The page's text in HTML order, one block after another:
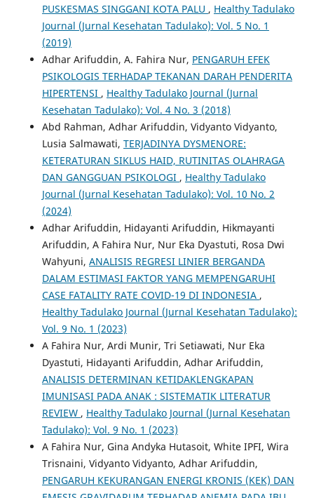
PUSKESMAS SINGGANI KOTA PALU , Healthy Tadulako
Journal (Jurnal Kesehatan Tadulako): Vol. 5 No. 1
(2019)
Adhar Arifuddin, A. Fahira Nur, PENGARUH EFEK
PSIKOLOGIS TERHADAP TEKANAN DARAH PENDERITA
HIPERTENSI , Healthy Tadulako Journal (Jurnal
Kesehatan Tadulako): Vol. 4 No. 3 (2018)
Abd Rahman, Adhar Arifuddin, Vidyanto Vidyanto,
Lusia Salmawati, TERJADINYA DYSMENORE:
KETERATURAN SIKLUS HAID, RUTINITAS OLAHRAGA
DAN GANGGUAN PSIKOLOGI , Healthy Tadulako
Journal (Jurnal Kesehatan Tadulako): Vol. 10 No. 2
(2024)
Adhar Arifuddin, Hidayanti Arifuddin, Hikmayanti
Arifuddin, A Fahira Nur, Nur Eka Dyastuti, Rosa Dwi
Wahyuni, ANALISIS REGRESI LINIER BERGANDA
DALAM ESTIMASI FAKTOR YANG MEMPENGARUHI
CASE FATALITY RATE COVID-19 DI INDONESIA ,
Healthy Tadulako Journal (Jurnal Kesehatan Tadulako):
Vol. 9 No. 1 (2023)
A Fahira Nur, Ardi Munir, Tri Setiawati, Nur Eka
Dyastuti, Hidayanti Arifuddin, Adhar Arifuddin,
ANALISIS DETERMINAN KETIDAKLENGKAPAN
IMUNISASI PADA ANAK : SISTEMATIK LITERATUR
REVIEW , Healthy Tadulako Journal (Jurnal Kesehatan
Tadulako): Vol. 9 No. 1 (2023)
A Fahira Nur, Gina Andyka Hutasoit, White IPFI, Wira
Trisnaini, Vidyanto Vidyanto, Adhar Arifuddin,
PENGARUH KEKURANGAN ENERGI KRONIS (KEK) DAN